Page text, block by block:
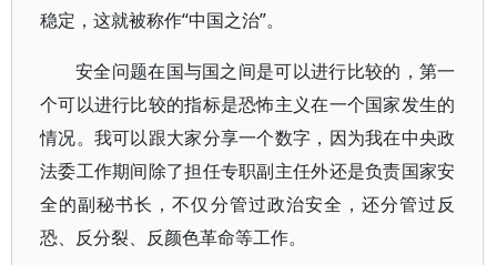
稳定，这就被称作“中国之治”。
安全问题在国与国之间是可以进行比较的，第一
个可以进行比较的指标是恐怖主义在一个国家发生的
情况。我可以跟大家分享一个数字，因为我在中央政
法委工作期间除了担任专职副主任外还是负责国家安
全的副秘书长，不仅分管过政治安全，还分管过反
恐、反分裂、反颜色革命等工作。